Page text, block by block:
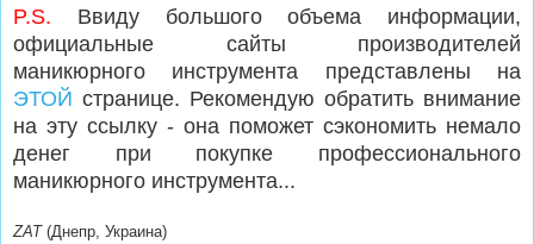
P.S. Ввиду большого объема информации,
официальные сайты производителей
маникюрного инструмента представлены на
ЭТОЙ странице. Рекомендую обратить внимание
на эту ссылку - она поможет сэкономить немало
денег при покупке профессионального
маникюрного инструмента...
ZAT (Днепр, Украина)